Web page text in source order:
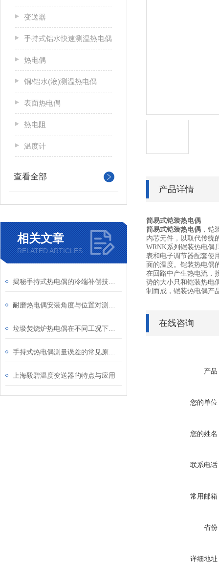
变送器
手持式铝水快速测温热电偶
热电偶
铜/铝水(液)测温热电偶
表面热电偶
热电阻
温度计
查看全部
相关文章
RELATED ARTICLES
上海毅碧温度变送器的特点与应用
产品详情
简易式铠装热电偶
简易式铠装热电偶 ，铠
内芯元件，以取代传统
WRNK系列铠装热电偶
表和电子调节器配套使
面的温度。铠装热电偶
在回路中产生热电流，
势的大小只和铠装热电
制而成，铠装热电偶产
在线咨询
产品
您的单位
您的姓名
联系电话
常用邮箱
省份
详细地址